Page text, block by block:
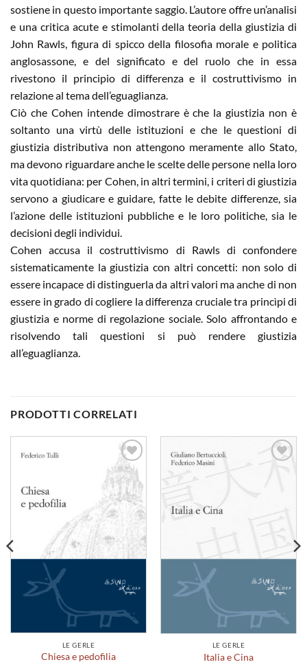
sostiene in questo importante saggio. L’autore offre un’analisi
e una critica acute e stimolanti della teoria della giustizia di
John Rawls, figura di spicco della filosofia morale e politica
anglosassone, e del significato e del ruolo che in essa
rivestono il principio di differenza e il costruttivismo in
relazione al tema dell’eguaglianza.
Ciò che Cohen intende dimostrare è che la giustizia non è
soltanto una virtù delle istituzioni e che le questioni di
giustizia distributiva non attengono meramente allo Stato,
ma devono riguardare anche le scelte delle persone nella loro
vita quotidiana: per Cohen, in altri termini, i criteri di giustizia
servono a giudicare e guidare, fatte le debite differenze, sia
l’azione delle istituzioni pubbliche e le loro politiche, sia le
decisioni degli individui.
Cohen accusa il costruttivismo di Rawls di confondere
sistematicamente la giustizia con altri concetti: non solo di
essere incapace di distinguerla da altri valori ma anche di non
essere in grado di cogliere la differenza cruciale tra princìpi di
giustizia e norme di regolazione sociale. Solo affrontando e
risolvendo tali questioni si può rendere giustizia
all’eguaglianza.
PRODOTTI CORRELATI
Aggiungi
alla lista
desideri
LE GERLE
Chiesa e pedofilia
Aggiungi
LE GERLE
Italia e Cina